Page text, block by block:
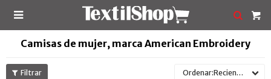

Camisas de mujer, marca American Embroidery
Recientes